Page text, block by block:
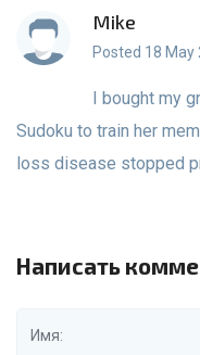
Mike
Posted 18 May
Sudoku to train her
loss disease stopped
Написать